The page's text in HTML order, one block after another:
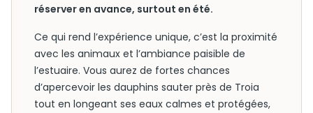
réserver en avance, surtout en été.
Ce qui rend l’expérience unique, c’est la proximité
avec les animaux et l’ambiance paisible de
l’estuaire. Vous aurez de fortes chances
d’apercevoir les dauphins sauter près de Troia
tout en longeant ses eaux calmes et protégées,